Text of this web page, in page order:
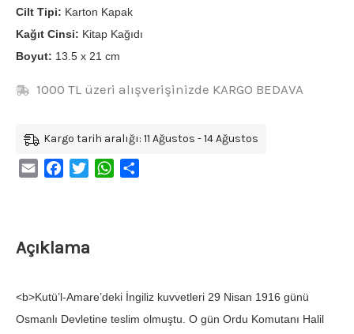
Cilt Tipi: Karton Kapak
Kağıt Cinsi: Kitap Kağıdı
Boyut: 13.5 x 21 cm
1000 TL üzeri alışverişinizde KARGO BEDAVA
Kargo tarih aralığı: 11 Ağustos - 14 Ağustos
Email FacebookTwitterWhatsApp
Açıklama
<b>Kutü’l-Amare’deki İngiliz kuvvetleri 29 Nisan 1916 günü
Osmanlı Devletine teslim olmuştu. O gün Ordu Komutanı Halil